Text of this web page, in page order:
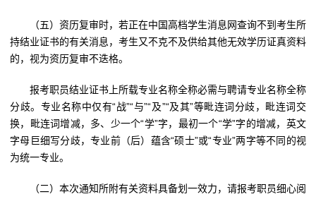
（五）资历复审时，若正在中国高档学生消息网查询不到考生所
持结业证书的有关消息，考生又不克不及供给其他无效学历证真资料
的，视为资历复审不迭格。
报考职员结业证书上所载专业名称全称必需与聘请专业名称全称
分歧。专业名称中仅有“战”“与”“及”“及其”等毗连词分歧，毗连词交
换，毗连词增减，多、少一个“学”字，最初一个“学”字的增减，英文
字母巨细写分歧，专业前（后）蕴含“硕士”或“专业”两字等不同的视
为统一专业。
（二）本次通知所附有关资料具备划一效力，请报考职员细心阅